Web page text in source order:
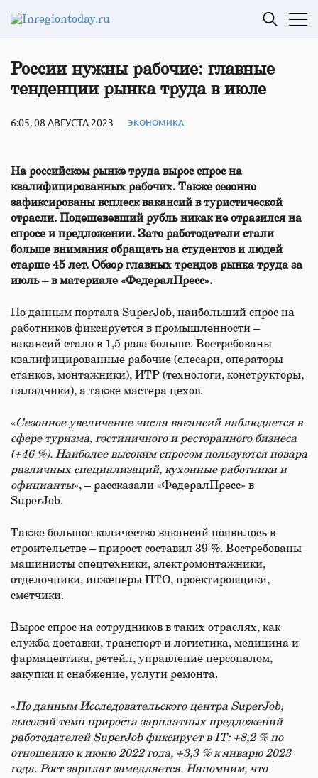
России нужны рабочие: главные
тенденции рынка труда в июле
6:05, 08 АВГУСТА 2023 ЭКОНОМИКА
На российском рынке труда вырос спрос на
квалифицированных рабочих. Также сезонно
зафиксированы всплеск вакансий в туристической
отрасли. Подешевевший рубль никак не отразился на
спросе и предложении. Зато работодатели стали
больше внимания обращать на студентов и людей
старше 45 лет. Обзор главных трендов рынка труда за
июль – в материале «ФедералПресс».
По данным портала SuperJob, наибольший спрос на
работников фиксируется в промышленности –
вакансий стало в 1,5 раза больше. Востребованы
квалифицированные рабочие (слесари, операторы
станков, монтажники), ИТР (технологи, конструкторы,
наладчики), а также мастера цехов.
«Сезонное увеличение числа вакансий наблюдается в
сфере туризма, гостиничного и ресторанного бизнеса
(+46 %). Наиболее высоким спросом пользуются повара
различных специализаций, кухонные работники и
официанты», – рассказали «ФедералПресс» в
SuperJob.
Также большое количество вакансий появилось в
строительстве – прирост составил 39 %. Востребованы
машинисты спецтехники, электромонтажники,
отделочники, инженеры ПТО, проектировщики,
сметчики.
Вырос спрос на сотрудников в таких отраслях, как
служба доставки, транспорт и логистика, медицина и
фармацевтика, ретейл, управление персоналом,
закупки и снабжение, услуги ремонта.
«По данным Исследовательского центра SuperJob,
высокий темп прироста зарплатных предложений
работодателей SuperJob фиксирует в IT: +8,2 % по
отношению к июню 2022 года, +3,3 % к январю 2023
года. Рост зарплат замедляется. Напомним, что